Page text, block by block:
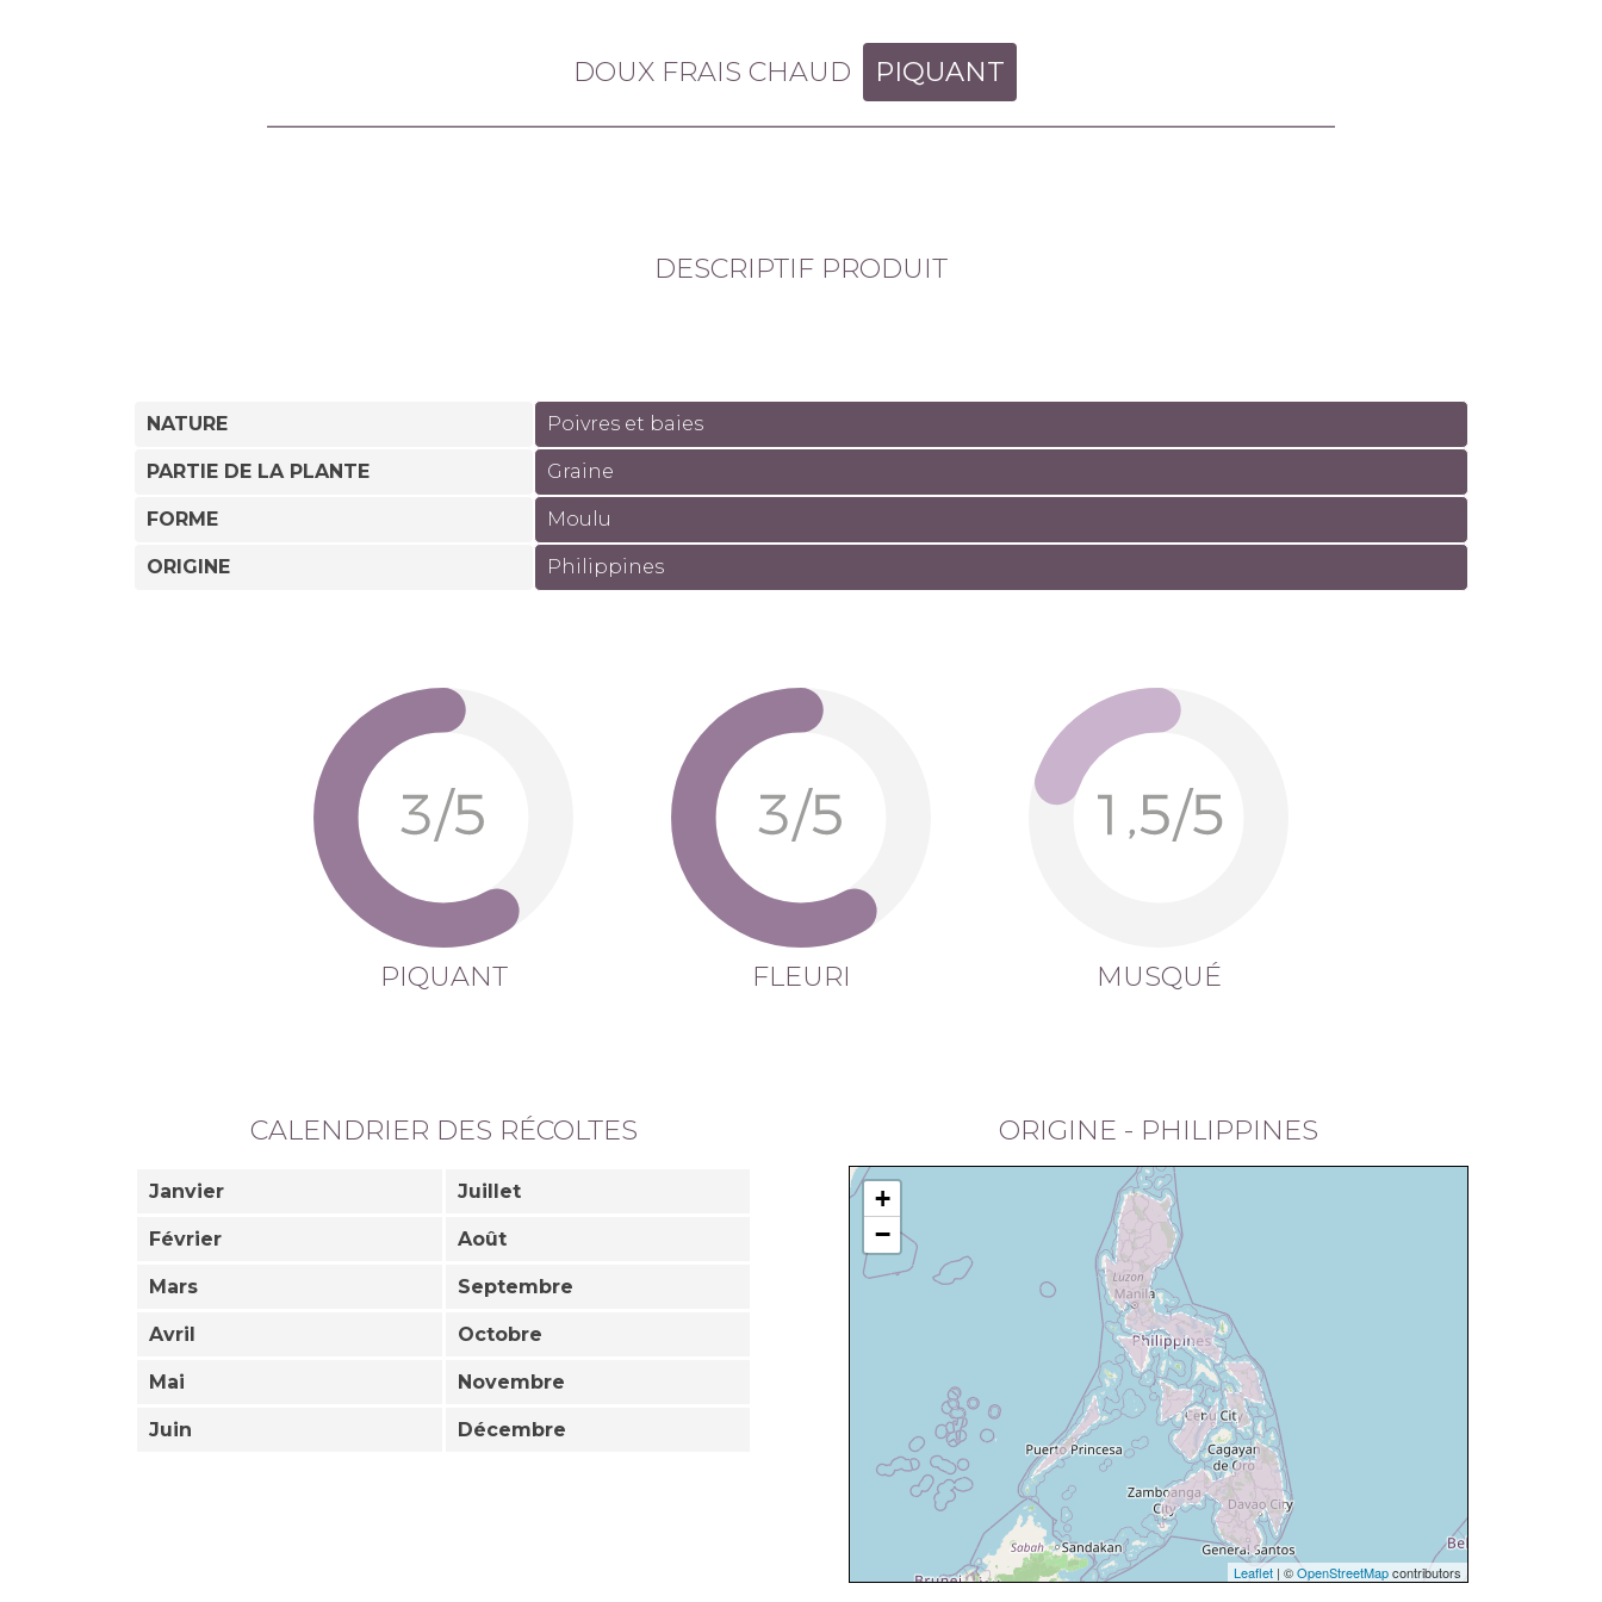
DOUX FRAIS CHAUD PIQUANT
DESCRIPTIF PRODUIT
NATURE Poivres et baies
PARTIE DE LA PLANTE Graine
FORME Moulu
ORIGINE Philippines
PIQUANT FLEURI MUSQUÉ
CALENDRIER DES RÉCOLTES
Janvier Juillet
Février Août
Mars Septembre
Avril Octobre
Mai Novembre
Juin Décembre
ORIGINE - PHILIPPINES
+
−
Leaflet | ©OpenStreetMapcontributors